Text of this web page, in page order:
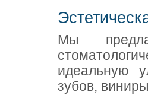
Мы
идеальную
зубов,